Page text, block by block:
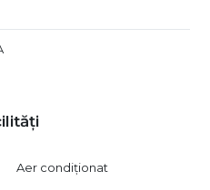
Aer condiționat